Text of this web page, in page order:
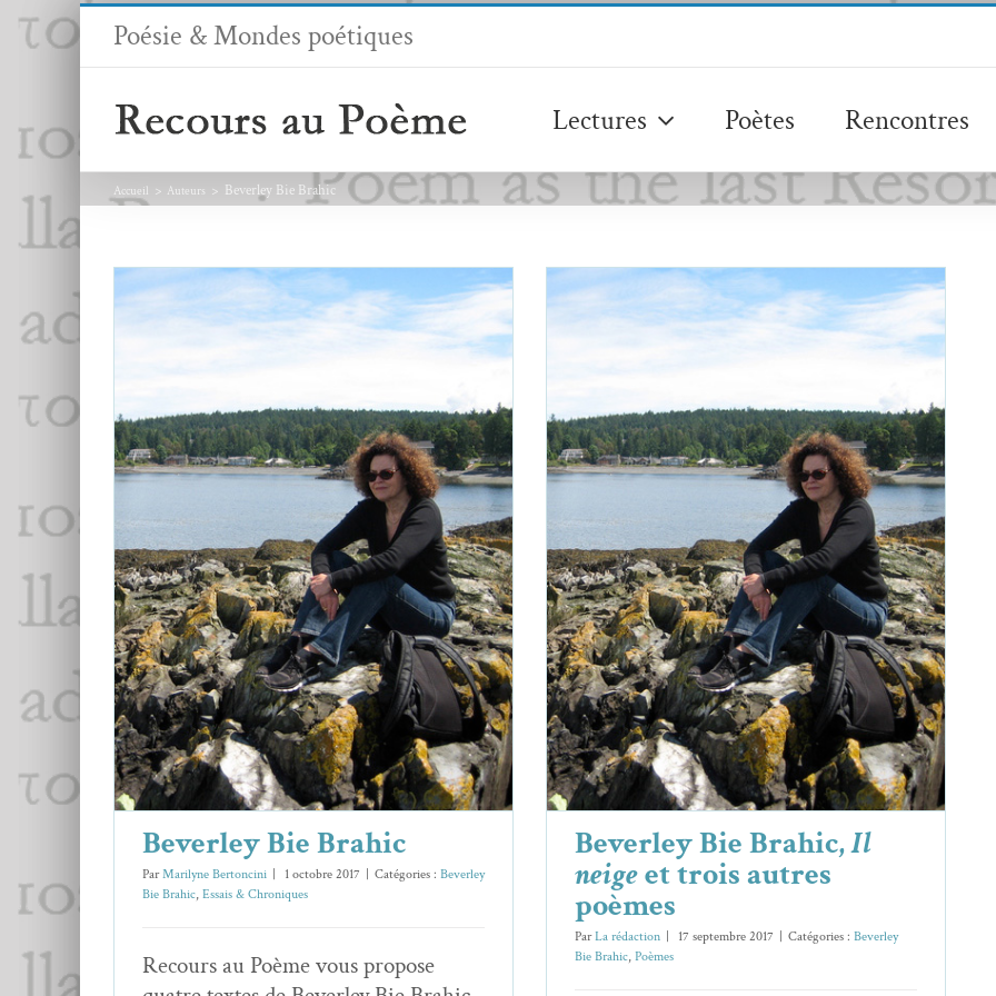
Passer
Poésie & Mondes poétiques
Lectures Poètes Rencontres
Accueil Auteurs Beverley Bie Brahic
Beverley Bie Brahic
Beverley Bie Brahic Essais & Chroniques
Beverley Bie Brahic
ParMarilyne Bertoncini | 1 octobre 2017 | Catégories : Beverley
Bie Brahic, Essais & Chroniques
Recours au Poème vous propose
Beverley Bie Brahic, Il neigeet trois
autres poèmes
Beverley Bie Brahic Poèmes
Beverley Bie Brahic,Il
neigeet trois autres
poèmes
ParLa rédaction | 17 septembre 2017 | Catégories : Beverley
Bie Brahic, Poèmes